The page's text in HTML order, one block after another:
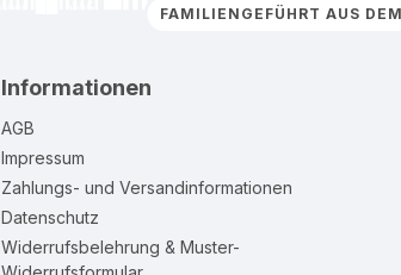
FAMILIENGEFÜHRT AUS
Informationen
AGB
Impressum
Zahlungs- und Versandinformationen
Datenschutz
Widerrufsbelehrung & Muster-